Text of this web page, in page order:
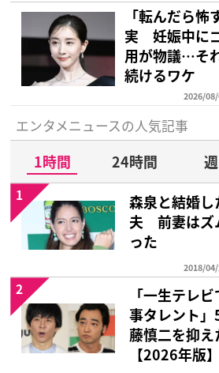
「転んだら
実 妊娠中に
用が物議…そ
続けるワケ
2026/
エンタメニュースの人気記事
1時間 24時間
森泉と結婚
夫 前妻はズ
った
2018/
1
「一生テレ
事タレント
藤慎二を抑え
【2026年版】
2